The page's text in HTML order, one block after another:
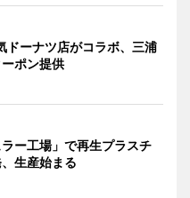
ドーナツ店がコラボ、三浦
ポン提供
ー工場」で再生プラスチ
生産始まる